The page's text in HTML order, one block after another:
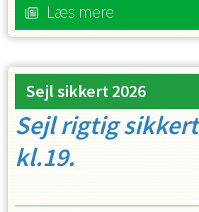
Læs mere
Sejl sikkert 2026
Sejl rigtig
kl.19.